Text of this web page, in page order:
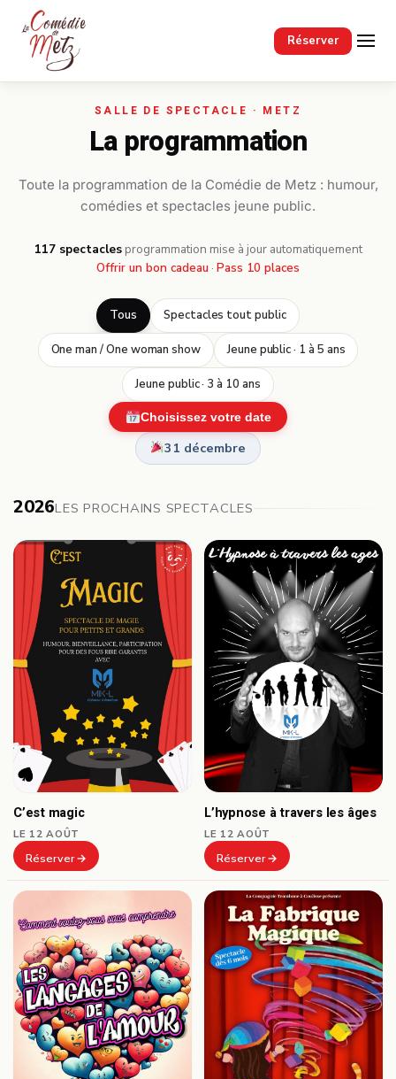
Réserver
Passer au contenu principal
La programmation
Toute la programmation de la Comédie de Metz : humour,
comédies et spectacles jeune public.
117 spectacles· programmation mise à jour automatiquement
Offrir un bon cadeau · Pass 10 places
Tous Spectacles tout public
One man / One woman show Jeune public · 1 à 5 ans
Jeune public · 3 à 10 ans
Choisissez votre date
31 décembre
2026LES PROCHAINS SPECTACLES
C’est magic
LE 12 AOÛT
Réserver
L’hypnose à travers les âges
LE 12 AOÛT
Réserver